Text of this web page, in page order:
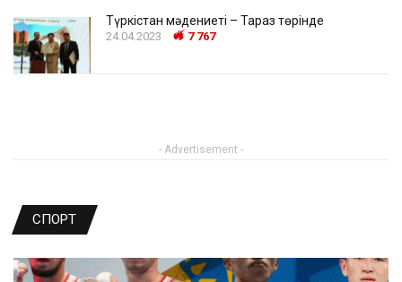
Түркістан мәдениеті – Тараз төрінде
24.04.2023 7 767
- Advertisement -
СПОРТ